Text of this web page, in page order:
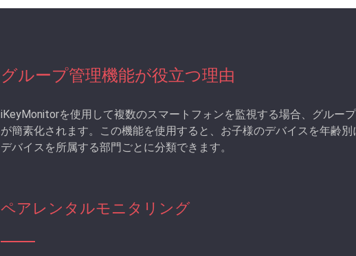
グループ管理機能が役立つ理由
iKeyMonitorを使用して複数のスマートフォンを監視する場合、グルー
が簡素化されます。この機能を使用すると、お子様のデバイスを年齢
デバイスを所属する部門ごとに分類できます。
ペアレンタルモニタリング